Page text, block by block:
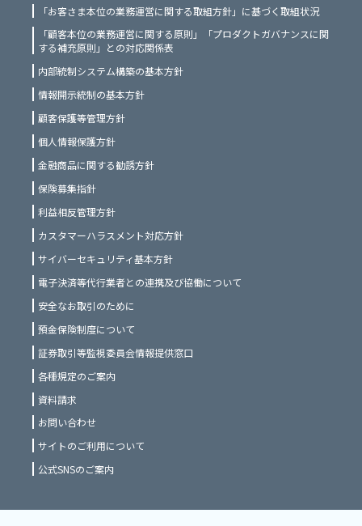
「お客さま本位の業務運営に関する取組方針」に基づく取組状況
「顧客本位の業務運営に関する原則」「プロダクトガバナンスに関
する補充原則」との対応関係表
内部統制システム構築の基本方針
情報開示統制の基本方針
顧客保護等管理方針
個人情報保護方針
金融商品に関する勧誘方針
保険募集指針
利益相反管理方針
カスタマーハラスメント対応方針
サイバーセキュリティ基本方針
電子決済等代行業者との連携及び協働について
安全なお取引のために
預金保険制度について
証券取引等監視委員会情報提供窓口
各種規定のご案内
資料請求
お問い合わせ
サイトのご利用について
公式SNSのご案内